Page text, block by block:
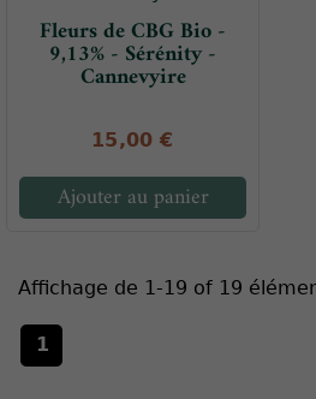
Fleurs de CBG Bio -
9,13% - Sérénity -
Cannevyire
15,00 €
Ajouter au panier
Affichage de 1-19 of 19
1